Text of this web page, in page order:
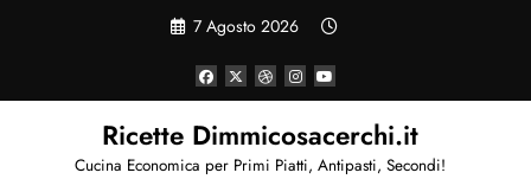
7 Agosto 2026
Ricette Dimmicosacerchi.it
Cucina Economica per Primi Piatti, Antipasti, Secondi!